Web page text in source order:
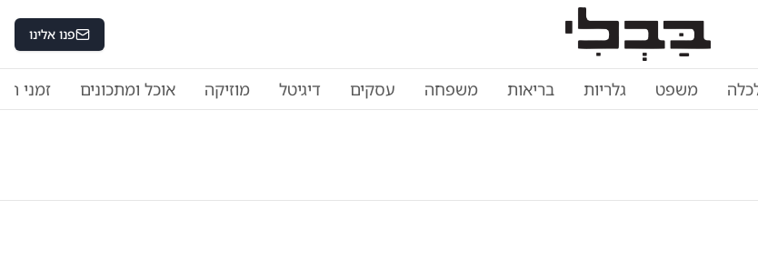
פנו אלינו
משפט גלריות בריאות משפחה עסקים דיגיטל מוזיקה אוכל ומתכונים זמני